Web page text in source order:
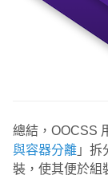
總結，OOCSS
與容器分離 」拆
裝，使其便於組